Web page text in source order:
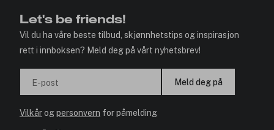
Let's be friends!
Vil du ha våre beste tilbud, skjønnhetstips og inspirasjon
rett i innboksen? Meld deg på vårt nyhetsbrev!
E-post Meld deg på
Vilkårogpersonvern for påmelding